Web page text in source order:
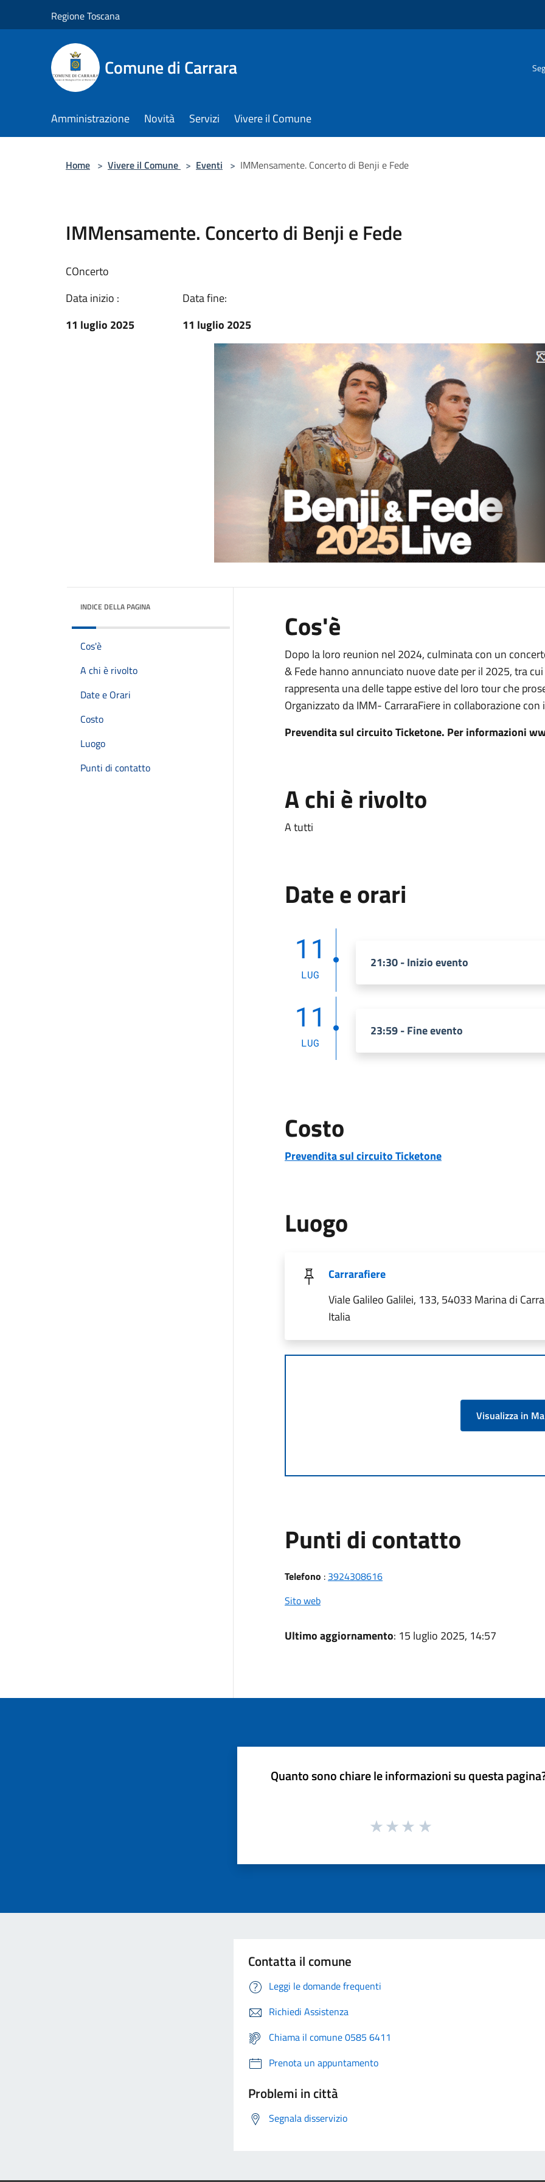
Regione Toscana
Comune di Carrara
Amministrazione Novità Servizi Vivere il Comune
Home > Vivere il Comune > Eventi > IMMensamente. Concerto di Benji e Fede
IMMensamente. Concerto di Benji e Fede
COncerto
Data inizio :
11 luglio 2025
Data fine:
11 luglio 2025
INDICE DELLA PAGINA
Cos'è
A chi è rivolto
Date e Orari
Costo
Luogo
Punti di contatto
Cos'è
Dopo la loro reunion nel 2024, culminata con un
& Fede hanno annunciato nuove date per il 2025, tra
rappresenta una delle tappe estive del loro tour che
Organizzato da IMM- CarraraFiere in collaborazione con
Prevendita sul circuito Ticketone. Per informazioni
A chi è rivolto
A tutti
Date e orari
11
LUG
21:30 - Inizio evento
11
LUG
23:59 - Fine evento
Costo
Prevendita sul circuito Ticketone
Luogo
Carrarafiere
Viale Galileo Galilei, 133, 54033 Marina di
Italia
Visualizza in
Punti di contatto
Telefono : 3924308616
Sito web
Ultimo aggiornamento: 15 luglio 2025, 14:57
Quanto sono chiare le informazioni su questa
Contatta il comune
Leggi le domande frequenti
Richiedi Assistenza
Chiama il comune 0585 6411
Prenota un appuntamento
Problemi in città
Segnala disservizio